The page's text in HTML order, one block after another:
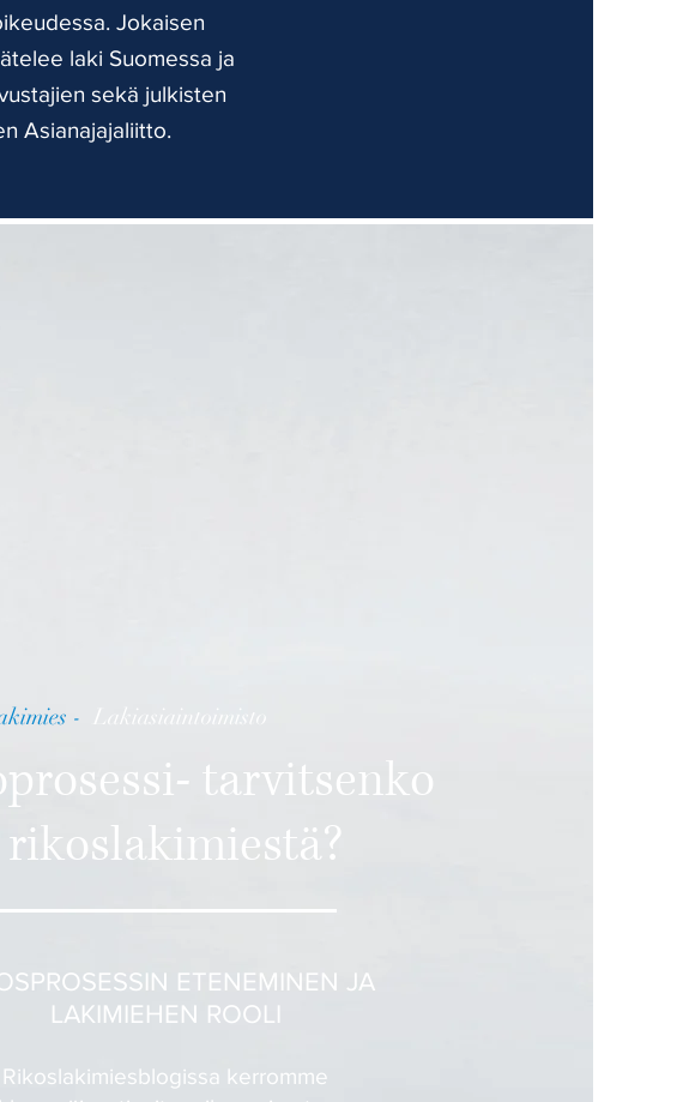
Jokaisen
laki Suomessa ja
sekä julkisten
Asianajajaliitto.
- Lakiasiaintoimisto
tarvitsenko
rikoslakimiestä?
ETENEMINEN JA
LAKIMIEHEN ROOLI
Rikoslakimiesblogissa kerromme